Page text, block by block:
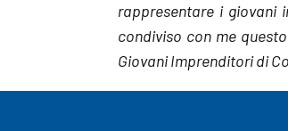
rappresentare i giovani
condiviso con me
Giovani Imprenditori di